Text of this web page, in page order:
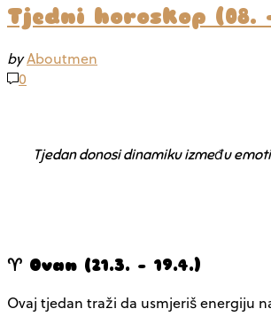
Tjedni horoskop (08.
byAboutmen
0
Tjedan donosi dinamiku između
♈ Ovan (21.3. – 19.4.)
Ovaj tjedan traži da usmjeriš energiju